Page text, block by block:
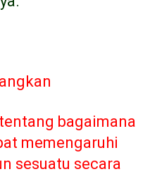
bagaimana
memengaruhi
sesuatu secara